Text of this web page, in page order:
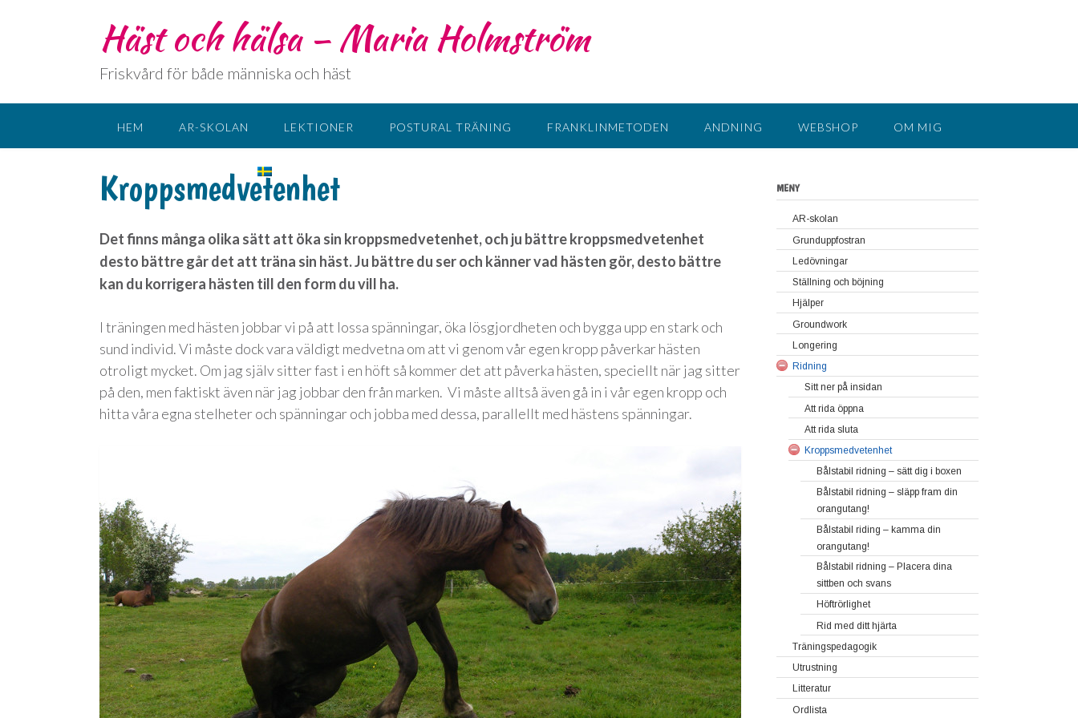
Häst och hälsa – Maria Holmström
Friskvård för både människa och häst
HEM AR-SKOLAN LEKTIONER POSTURAL TRÄNING FRANKLINMETODEN ANDNING WEBSHOP OM MIG
SPRÅK:
Kroppsmedvetenhet
Det finns många olika sätt att öka sin kroppsmedvetenhet, och ju bättre kroppsmedvetenhet
desto bättre går det att träna sin häst. Ju bättre du ser och känner vad hästen gör, desto bättre
kan du korrigera hästen till den form du vill ha.
I träningen med hästen jobbar vi på att lossa spänningar, öka lösgjordheten och bygga upp en stark och
sund individ. Vi måste dock vara väldigt medvetna om att vi genom vår egen kropp påverkar hästen
otroligt mycket. Om jag själv sitter fast i en höft så kommer det att påverka hästen, speciellt när jag sitter
på den, men faktiskt även när jag jobbar den från marken. Vi måste alltså även gå in i vår egen kropp och
hitta våra egna stelheter och spänningar och jobba med dessa, parallellt med hästens spänningar.
MENY
AR-skolan
Grunduppfostran
Lär hästen att stå stilla utan att vara
uppbunden
Placera hästens ben
Ledövningar
Grundläggande ledövningar
Fortsatta ledövningar
Ställning och böjning
Hjälper
Groundwork
Så här börjar du med groundwork
Att gå baklänges – hitta din egen kropp
Öka och minska volten
Öka och minska volten –
kroppsmedvetenhet
Forma hästen med öppna och sluta
Utveckla ditt hästseende
Stillastående arbete och skolad halt
Skolor på rakt spår, piruett och samling
Longering
Varvbyte i longering
Travlongering
Galopplongering
Ridning
Sitt ner på insidan
Att rida öppna
Att rida sluta
Kroppsmedvetenhet
Bålstabil ridning – sätt dig i boxen
Bålstabil ridning – släpp fram din
orangutang!
Bålstabil riding – kamma din
orangutang!
Bålstabil ridning – Placera dina
sittben och svans
Höftrörlighet
Rid med ditt hjärta
Träningspedagogik
Bli en ja-sägare
Minsta gemensamma nämnare
Minsta motståndets lag
Utrustning
Litteratur
Ordlista